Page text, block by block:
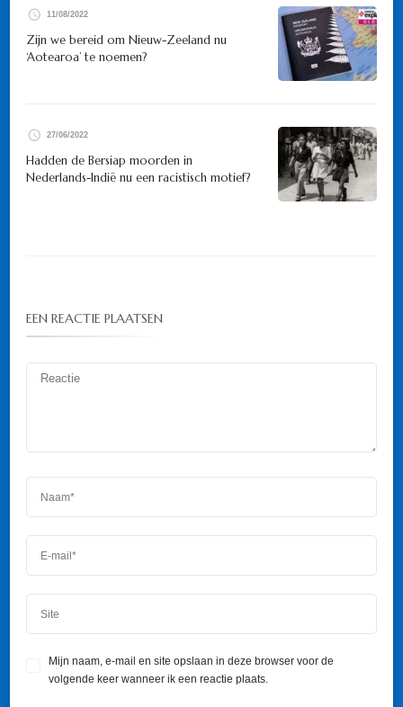
11/08/2022
Zijn we bereid om Nieuw-Zeeland nu
‘Aotearoa’ te noemen?
27/06/2022
Hadden de Bersiap moorden in
Nederlands-Indië nu een racistisch motief?
EEN REACTIE PLAATSEN
Mijn naam, e-mail en site opslaan in deze browser voor de
volgende keer wanneer ik een reactie plaats.